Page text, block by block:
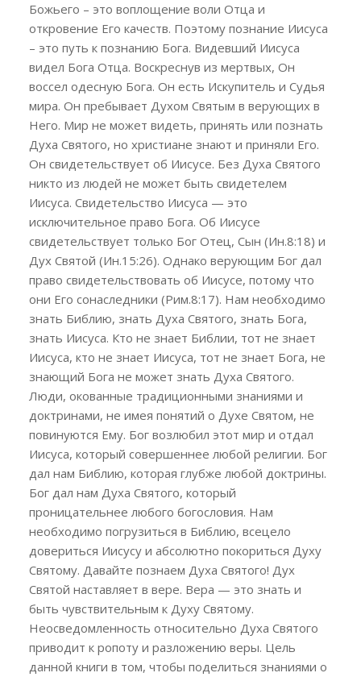
Божьего – это воплощение воли Отца и
откровение Его качеств. Поэтому познание Иисуса
– это путь к познанию Бога. Видевший Иисуса
видел Бога Отца. Воскреснув из мертвых, Он
воссел одесную Бога. Он есть Искупитель и Судья
мира. Он пребывает Духом Святым в верующих в
Него. Мир не может видеть, принять или познать
Духа Святого, но христиане знают и приняли Его.
Он свидетельствует об Иисусе. Без Духа Святого
никто из людей не может быть свидетелем
Иисуса. Свидетельство Иисуса — это
исключительное право Бога. Об Иисусе
свидетельствует только Бог Отец, Сын (Ин.8:18) и
Дух Святой (Ин.15:26). Однако верующим Бог дал
право свидетельствовать об Иисусе, потому что
они Его сонаследники (Рим.8:17). Нам необходимо
знать Библию, знать Духа Святого, знать Бога,
знать Иисуса. Кто не знает Библии, тот не знает
Иисуса, кто не знает Иисуса, тот не знает Бога, не
знающий Бога не может знать Духа Святого.
Люди, окованные традиционными знаниями и
доктринами, не имея понятий о Духе Святом, не
повинуются Ему. Бог возлюбил этот мир и отдал
Иисуса, который совершеннее любой религии. Бог
дал нам Библию, которая глубже любой доктрины.
Бог дал нам Духа Святого, который
проницательнее любого богословия. Нам
необходимо погрузиться в Библию, всецело
довериться Иисусу и абсолютно покориться Духу
Святому. Давайте познаем Духа Святого! Дух
Святой наставляет в вере. Вера — это знать и
быть чувствительным к Духу Святому.
Неосведомленность относительно Духа Святого
приводит к ропоту и разложению веры. Цель
данной книги в том, чтобы поделиться знаниями о